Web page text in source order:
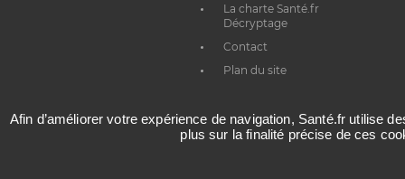
La charte Santé.fr
Décryptage
Contact
Plan du site
Afin d’améliorer votre expérience de navigation, Santé.fr utilise
plus sur la finalité précise de ces